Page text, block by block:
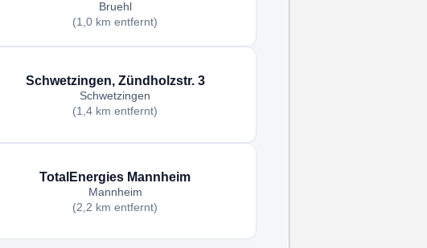
Bruehl
(1,0 km entfernt)
Schwetzingen, Zündholzstr. 3
Schwetzingen
(1,4 km entfernt)
TotalEnergies Mannheim
Mannheim
(2,2 km entfernt)